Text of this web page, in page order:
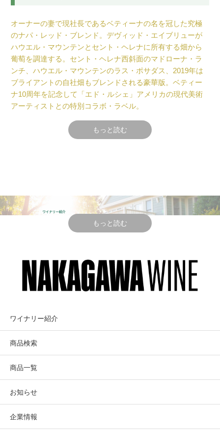
オーナーの妻で現社長であるベティーナの名を冠した究極
のナパ・レッド・ブレンド。デヴィッド・エイブリューが
ハウエル・マウンテンとセント・ヘレナに所有する畑から
葡萄を調達する。セント・ヘレナ西斜面のマドローナ・ラ
ンチ、ハウエル・マウンテンのラス・ポサダス、2019年は
ブライアントの自社畑もブレンドされる豪華版。ベティー
ナ10周年を記念して「エド・ルシェ」アメリカの現代美術
アーティストとの特別コラボ・ラベル。
もっと読む
至高の自社畑(違う土壌・違う標高)を組み
合わせることにより立体的な複雑さを持つ
創業者ドナルド・ブライアントの妻ベティーナは、か
社長に就任した彼女が丹精を込めて造るのは自分の名
を冠した究極のナパ・レッド・ブレンド。
スーパー・ヴィンヤード・マネージャーのデヴィッ
畑とセント・ヘレナ近郊に持つ自社畑から葡萄を調達
エイブリュー本人も“エイブリュー”ブランドでワイン
もっと読む
BRYANT
ESTATE
ブライアント・エステ
イト
プリチャード・ヒルの秀逸性をいち早く
ー100点！生まれ変わるブライアント・エ
ステート、華々しい復活
ワイナリー紹介
商品検索
商品一覧
お知らせ
企業情報